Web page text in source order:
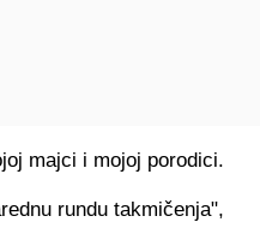
majci i mojoj porodici.
rundu takmičenja",